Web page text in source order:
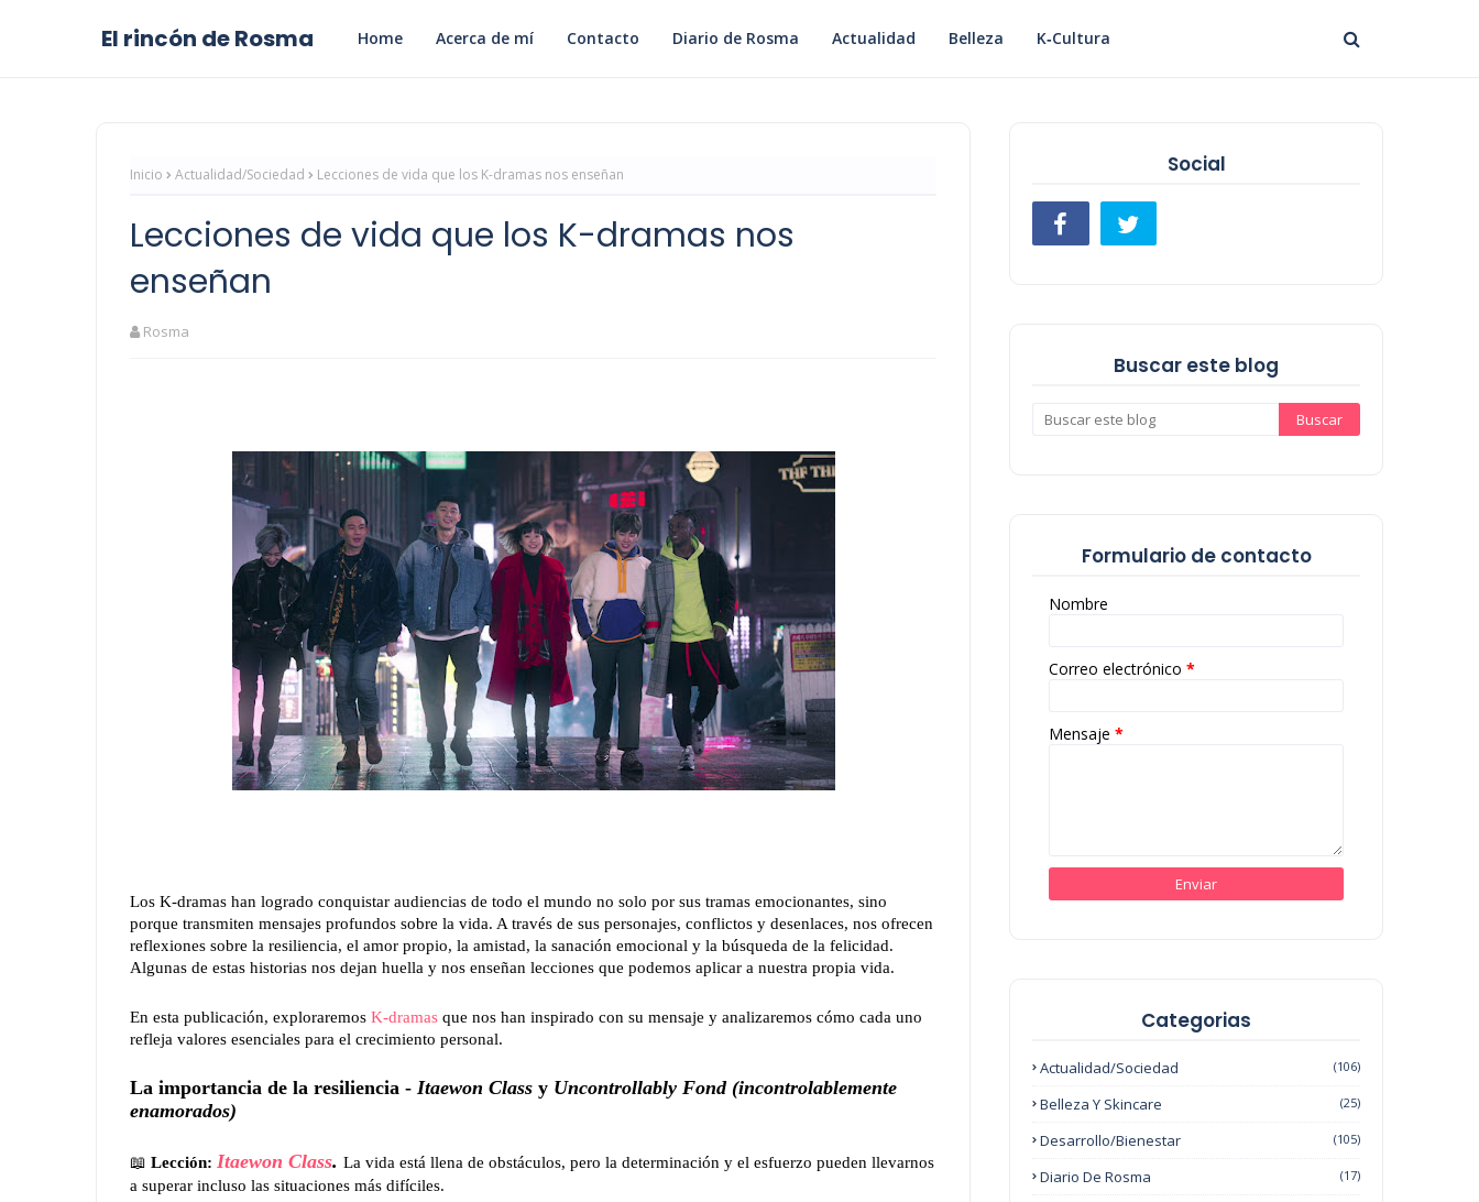
El rincón de Rosma Home Acerca de mí Contacto Diario de Rosma Actualidad Belleza K‑Cultura
Inicio Actualidad/Sociedad Lecciones de vida que los K-dramas nos enseñan
Lecciones de vida que los K-dramas nos
enseñan
Rosma
Los K-dramas han logrado conquistar audiencias de todo el mundo no solo por sus tramas emocionantes, sino
porque transmiten mensajes profundos sobre la vida. A través de sus personajes, conflictos y desenlaces, nos ofrecen
reflexiones sobre la resiliencia, el amor propio, la amistad, la sanación emocional y la búsqueda de la felicidad.
Algunas de estas historias nos dejan huella y nos enseñan lecciones que podemos aplicar a nuestra propia vida.
En esta publicación, exploraremos K-dramas que nos han inspirado con su mensaje y analizaremos cómo cada uno
refleja valores esenciales para el crecimiento personal.
La importancia de la resiliencia - Itaewon Class y Uncontrollably Fond (incontrolablemente
enamorados)
📖 Lección: Itaewon Class. La vida está llena de obstáculos, pero la determinación y el esfuerzo pueden llevarnos
a superar incluso las situaciones más difíciles.
Social
Buscar este blog
Formulario de contacto
Nombre
Correo electrónico *
Mensaje *
Categorias
Actualidad/Sociedad (106)
Belleza Y Skincare (25)
Desarrollo/Bienestar (105)
Diario De Rosma (17)